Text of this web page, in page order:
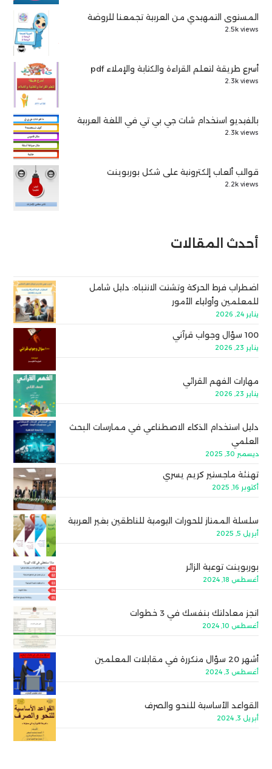
المستوى التمهيدي من العربية تجمعنا للروضة
2.5k views
أسرع طريقة لتعلم القراءة والكتابة والإملاء pdf
2.3k views
بالفيديو استخدام شات جي بي تي في اللغة العربية
2.3k views
قوالب ألعاب إلكترونية على شكل بوربوينت
2.2k views
أحدث المقالات
اضطراب فرط الحركة وتشتت الانتباه: دليل شامل
للمعلمين وأولياء الأمور
يناير 24, 2026
100 سؤال وجواب قرآني
يناير 23, 2026
مهارات الفهم القرائي
يناير 23, 2026
دليل استخدام الذكاء الاصطناعي في ممارسات البحث
العلمي
ديسمبر 30, 2025
تهنئة ماجستير كريم يسري
أكتوبر 16, 2025
سلسلة الممتاز للحورات اليومية للناطقين بغير العربية
أبريل 5, 2025
بوربوينت توعية الزائر
أغسطس 18, 2024
انجز معادلتك بنفسك في 3 خطوات
أغسطس 10, 2024
أشهر 20 سؤال متكررة في مقابلات المعلمين
أغسطس 3, 2024
القواعد الأساسية للنحو والصرف
أبريل 3, 2024